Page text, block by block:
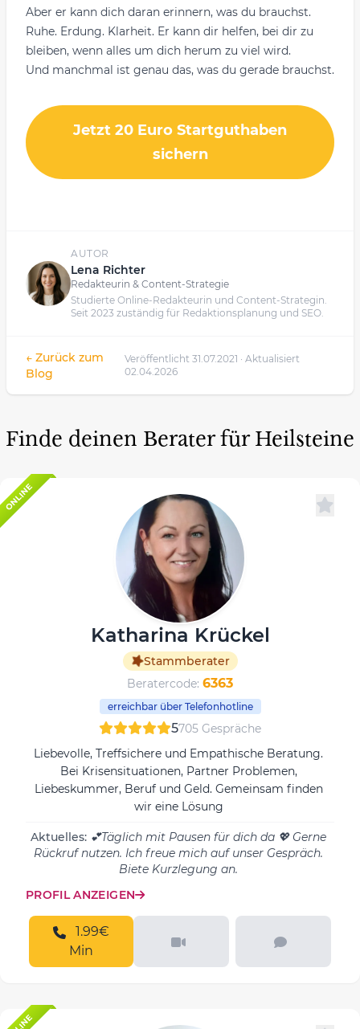
Aber er kann dich daran erinnern, was du brauchst.
Ruhe. Erdung. Klarheit. Er kann dir helfen, bei dir zu
bleiben, wenn alles um dich herum zu viel wird.
Und manchmal ist genau das, was du gerade brauchst.
Jetzt 20 Euro Startguthaben
sichern
AUTOR
Lena Richter
Redakteurin & Content-Strategie
Studierte Online-Redakteurin und Content-Strategin.
Seit 2023 zuständig für Redaktionsplanung und SEO.
← Zurück zum
Blog
Veröffentlicht 31.07.2021 · Aktualisiert
02.04.2026
Finde deinen Berater für Heilsteine
ONLINE
Katharina Krückel
Stammberater
Beratercode: 6363
erreichbar über Telefonhotline
5705 Gespräche
Liebevolle, Treffsichere und Empathische Beratung.
Bei Krisensituationen, Partner Problemen,
Liebeskummer, Beruf und Geld. Gemeinsam finden
wir eine Lösung
Aktuelles: 💕Täglich mit Pausen für dich da 💖 Gerne
Rückruf nutzen. Ich freue mich auf unser Gespräch.
Biete Kurzlegung an.
PROFIL ANZEIGEN
1.99€
Min